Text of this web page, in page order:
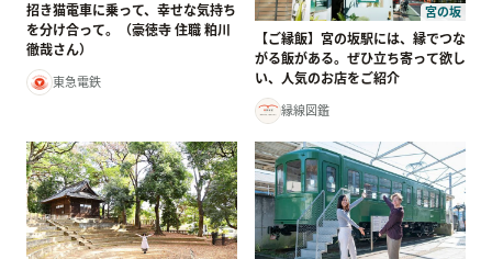
招き猫電車に乗って、幸せな気持ち
を分け合って。（豪徳寺 住職 粕川
徹哉さん）
東急電鉄
宮の坂
【ご縁飯】宮の坂駅には、縁でつな
がる飯がある。ぜひ立ち寄って欲し
い、人気のお店をご紹介
縁線図鑑